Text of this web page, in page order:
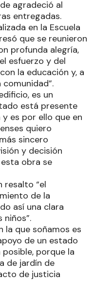
agradeció al
entregadas.
en la Escuela
que se reunieron
profunda alegría,
esfuerzo y del
la educación y, a
es un
está presente
es por ello que en
quiero
sincero
y decisión
obra se
resalto “el
de la
así una clara
la que soñamos es
de un estado
porque la
de jardín de
de justicia